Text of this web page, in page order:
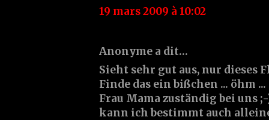
19 mars 2009 à 10:02
Anonyme a dit…
Sieht sehr gut aus, nur dieses
Finde das ein bißchen ... öhm
Frau Mama zuständig bei uns
kann ich bestimmt auch